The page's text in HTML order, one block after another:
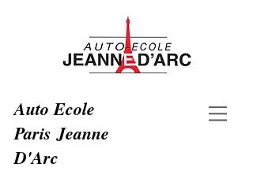
Auto Ecole
Paris Jeanne
D'Arc